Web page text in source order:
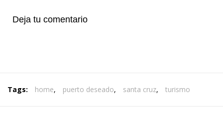
Deja tu comentario
Tags: home, puerto deseado, santa cruz, turismo